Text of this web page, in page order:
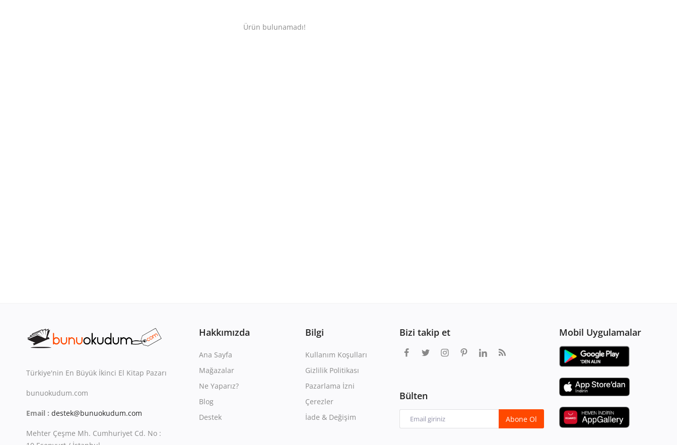
Ürün bulunamadı!
Türkiye'nin En Büyük İkinci El Kitap Pazarı
bunuokudum.com
Email : destek@bunuokudum.com
Mehter Çeşme Mh. Cumhuriyet Cd. No :
Hakkımızda
Ana Sayfa
Mağazalar
Ne Yaparız?
Blog
Destek
Bilgi
Kullanım Koşulları
Gizlilik Politikası
Pazarlama İzni
Çerezler
İade & Değişim
Bizi takip et
Bülten
Abone Ol
Mobil Uygulamalar